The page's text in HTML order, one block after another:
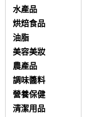
水產品
烘焙食品
油脂
美容美妝
農產品
調味醬料
營養保健
清潔用品